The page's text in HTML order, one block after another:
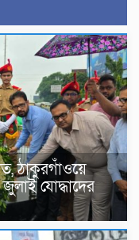
ঠাকুরগাঁওয়ে
জুলাই যোদ্ধাদের